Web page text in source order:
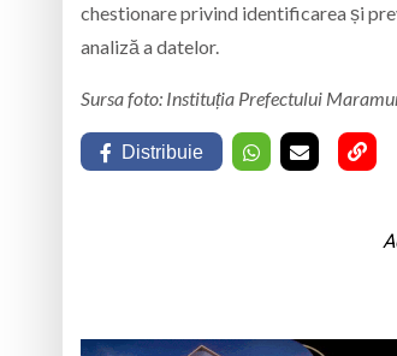
chestionare privind identificarea și
analiză a datelor.
Sursa foto: Instituția Prefectului
Distribuie